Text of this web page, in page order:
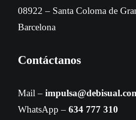
08922 – Santa Coloma de
Barcelona
Contáctanos
Mail –
WhatsApp – 634 777 310